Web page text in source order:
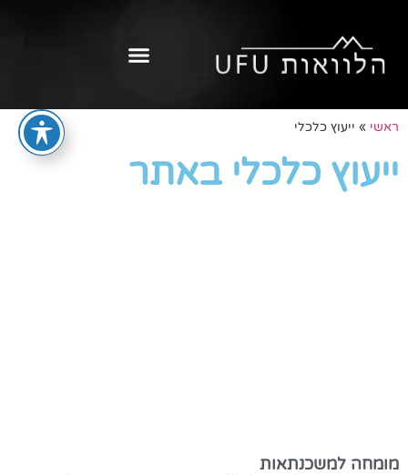
ראשי » ייעוץ כלכלי
ייעוץ כלכלי באתר
מומחה למשכנתאות